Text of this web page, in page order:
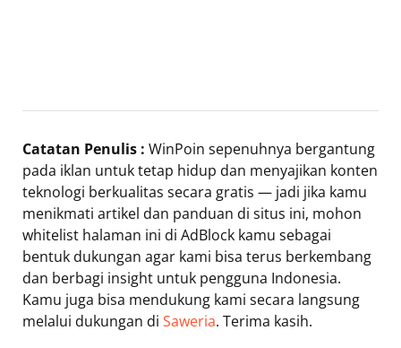
Catatan Penulis : WinPoin sepenuhnya bergantung
pada iklan untuk tetap hidup dan menyajikan konten
teknologi berkualitas secara gratis — jadi jika kamu
menikmati artikel dan panduan di situs ini, mohon
whitelist halaman ini di AdBlock kamu sebagai
bentuk dukungan agar kami bisa terus berkembang
dan berbagi insight untuk pengguna Indonesia.
Kamu juga bisa mendukung kami secara langsung
melalui dukungan di Saweria. Terima kasih.